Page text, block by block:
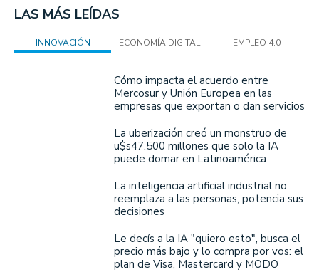
LAS MÁS LEÍDAS
INNOVACIÓN ECONOMÍA DIGITAL EMPLEO 4.0
Cómo impacta el acuerdo entre
Mercosur y Unión Europea en las
empresas que exportan o dan servicios
La uberización creó un monstruo de
u$s47.500 millones que solo la IA
puede domar en Latinoamérica
La inteligencia artificial industrial no
reemplaza a las personas, potencia sus
decisiones
Le decís a la IA "quiero esto", busca el
precio más bajo y lo compra por vos: el
plan de Visa, Mastercard y MODO